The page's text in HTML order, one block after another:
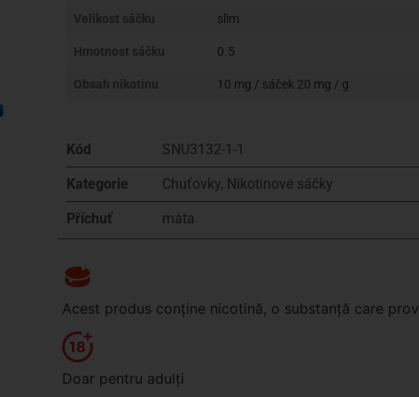
Velikost sáčku slim
Hmotnost sáčku 0.5
Obsah nikotinu 10 mg / sáček 20 mg / g
Kód SNU3132-1-1
Kategorie Chuťovky, Nikotinové sáčky
Příchuť máta
Acest produs conține nicotină, o substanță care
Doar pentru adulți